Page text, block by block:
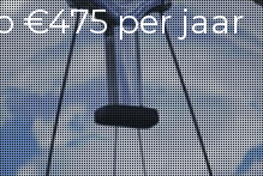
€475 per jaar